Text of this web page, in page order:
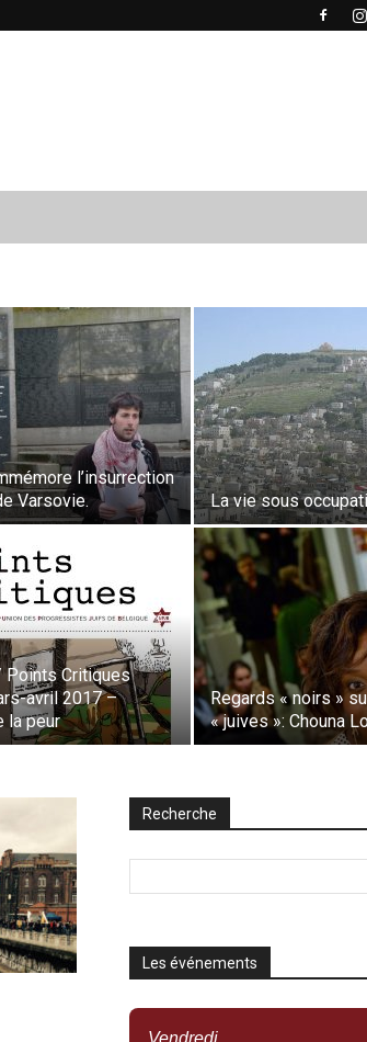
l’insurrection
Varsovie.
La vie sous
Points Critiques
avril 2017 –
la peur
Regards « noirs »
« juives »: Chouna
Recherche
Les événements
Vendredi